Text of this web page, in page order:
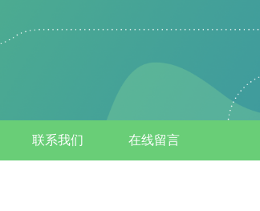
联系我们 在线留言